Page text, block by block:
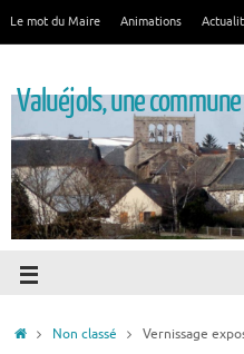
Le mot du Maire Animations
Valuéjols, une
Non classé Vernissage